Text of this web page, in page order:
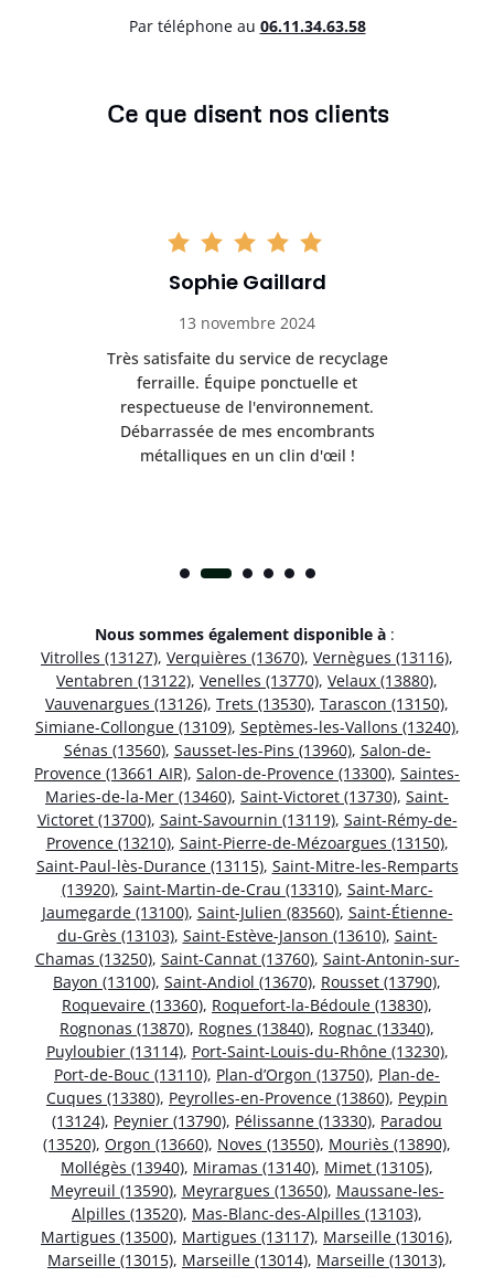
Par téléphone au 06.11.34.63.58
Ce que disent nos clients
Sophie Gaillard
13 novembre 2024
Très satisfaite du service de recyclage
ferraille. Équipe ponctuelle et
respectueuse de l'environnement.
Débarrassée de mes encombrants
métalliques en un clin d'œil !
Nous sommes également disponible à :
Vitrolles (13127), Verquières (13670), Vernègues (13116),
Ventabren (13122), Venelles (13770), Velaux (13880),
Vauvenargues (13126), Trets (13530), Tarascon (13150),
Simiane-Collongue (13109), Septèmes-les-Vallons (13240),
Sénas (13560), Sausset-les-Pins (13960), Salon-de-
Provence (13661 AIR), Salon-de-Provence (13300), Saintes-
Maries-de-la-Mer (13460), Saint-Victoret (13730), Saint-
Victoret (13700), Saint-Savournin (13119), Saint-Rémy-de-
Provence (13210), Saint-Pierre-de-Mézoargues (13150),
Saint-Paul-lès-Durance (13115), Saint-Mitre-les-Remparts
(13920), Saint-Martin-de-Crau (13310), Saint-Marc-
Jaumegarde (13100), Saint-Julien (83560), Saint-Étienne-
du-Grès (13103), Saint-Estève-Janson (13610), Saint-
Chamas (13250), Saint-Cannat (13760), Saint-Antonin-sur-
Bayon (13100), Saint-Andiol (13670), Rousset (13790),
Roquevaire (13360), Roquefort-la-Bédoule (13830),
Rognonas (13870), Rognes (13840), Rognac (13340),
Puyloubier (13114), Port-Saint-Louis-du-Rhône (13230),
Port-de-Bouc (13110), Plan-d’Orgon (13750), Plan-de-
Cuques (13380), Peyrolles-en-Provence (13860), Peypin
(13124), Peynier (13790), Pélissanne (13330), Paradou
(13520), Orgon (13660), Noves (13550), Mouriès (13890),
Mollégès (13940), Miramas (13140), Mimet (13105),
Meyreuil (13590), Meyrargues (13650), Maussane-les-
Alpilles (13520), Mas-Blanc-des-Alpilles (13103),
Martigues (13500), Martigues (13117), Marseille (13016),
Marseille (13015), Marseille (13014), Marseille (13013),